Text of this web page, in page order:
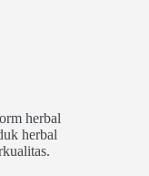
herbal
herbal